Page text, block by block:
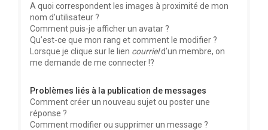
A quoi correspondent les images à proximité de mon
nom d’utilisateur ?
Comment puis-je afficher un avatar ?
Qu’est-ce que mon rang et comment le modifier ?
Lorsque je clique sur le lien courrield’un membre, on
me demande de me connecter !?
Problèmes liés à la publication de messages
Comment créer un nouveau sujet ou poster une
réponse ?
Comment modifier ou supprimer un message ?